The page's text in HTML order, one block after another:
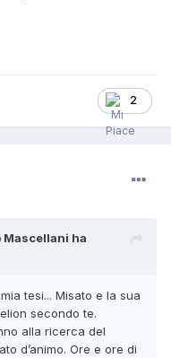
2
Mascellani ha
tesi... Misato e la sua
secondo te.
alla ricerca del
d’animo. Ore e ore di